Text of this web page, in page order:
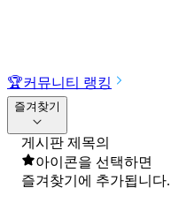
🏆커뮤니티 랭킹
즐겨찾기
게시판 제목의
아이콘을 선택하면
즐겨찾기에 추가됩니다.